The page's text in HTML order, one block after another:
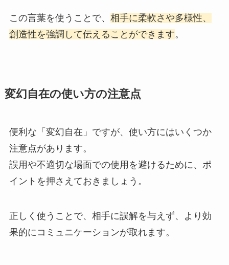
この言葉を使うことで、 相手に柔軟さや多様性、
創造性を強調して伝えることができます。
変幻自在の使い方の注意点
便利な「変幻自在」ですが、使い方にはいくつか
注意点があります。
誤用や不適切な場面での使用を避けるために、ポ
イントを押さえておきましょう。
正しく使うことで、相手に誤解を与えず、より効
果的にコミュニケーションが取れます。